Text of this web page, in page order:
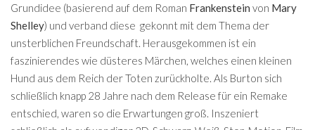
Grundidee (basierend auf dem Roman Frankenstein von Mary
Shelley) und verband diese gekonnt mit dem Thema der
unsterblichen Freundschaft. Herausgekommen ist ein
faszinierendes wie düsteres Märchen, welches einen kleinen
Hund aus dem Reich der Toten zurückholte. Als Burton sich
schließlich knapp 28 Jahre nach dem Release für ein Remake
entschied, waren so die Erwartungen groß. Inszeniert